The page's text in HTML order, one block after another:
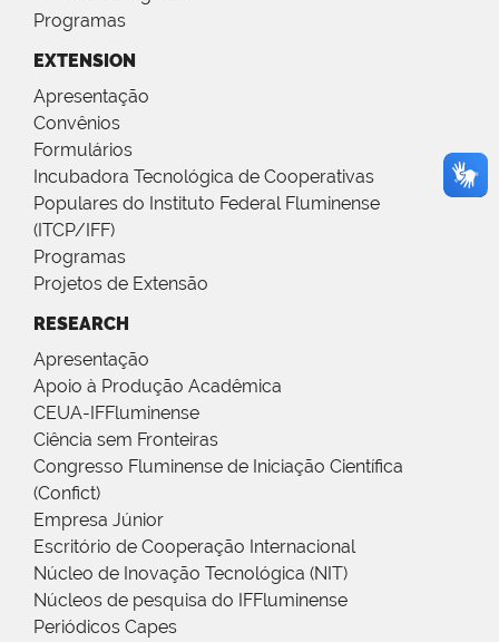
Programas
EXTENSION
Apresentação
Convênios
Formulários
Incubadora Tecnológica de Cooperativas
Populares do Instituto Federal Fluminense
(ITCP/IFF)
Programas
Projetos de Extensão
RESEARCH
Apresentação
Apoio à Produção Acadêmica
CEUA-IFFluminense
Ciência sem Fronteiras
Congresso Fluminense de Iniciação Científica
(Confict)
Empresa Júnior
Escritório de Cooperação Internacional
Núcleo de Inovação Tecnológica (NIT)
Núcleos de pesquisa do IFFluminense
Periódicos Capes